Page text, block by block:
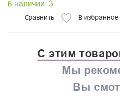
В наличии: 3
Сравнить В избранное
С этим
Мы
Вы